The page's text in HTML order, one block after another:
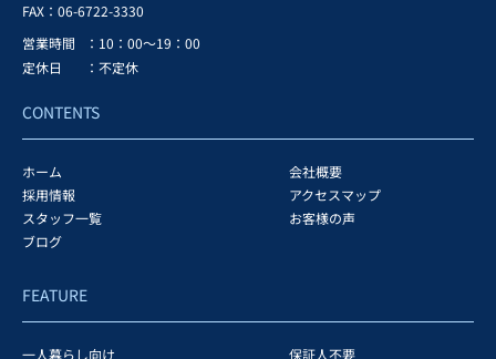
FAX： 06-6722-3330
営業時間
：10：00～19：00
定休日
：不定休
CONTENTS
ホーム
会社概要
採用情報
アクセスマップ
スタッフ一覧
お客様の声
ブログ
FEATURE
一人暮らし向け 保証人不要